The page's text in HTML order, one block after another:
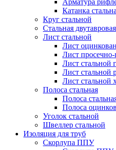
Арматура
Катанка
Круг стальной
Стальная
Лист стальной
Лист
Лист
Лист стальной
Лист стальной
Лист стальной
Полоса стальная
Полоса
Полоса
Уголок стальной
Швеллер стальной
Изоляция для труб
Скорлупа ППУ